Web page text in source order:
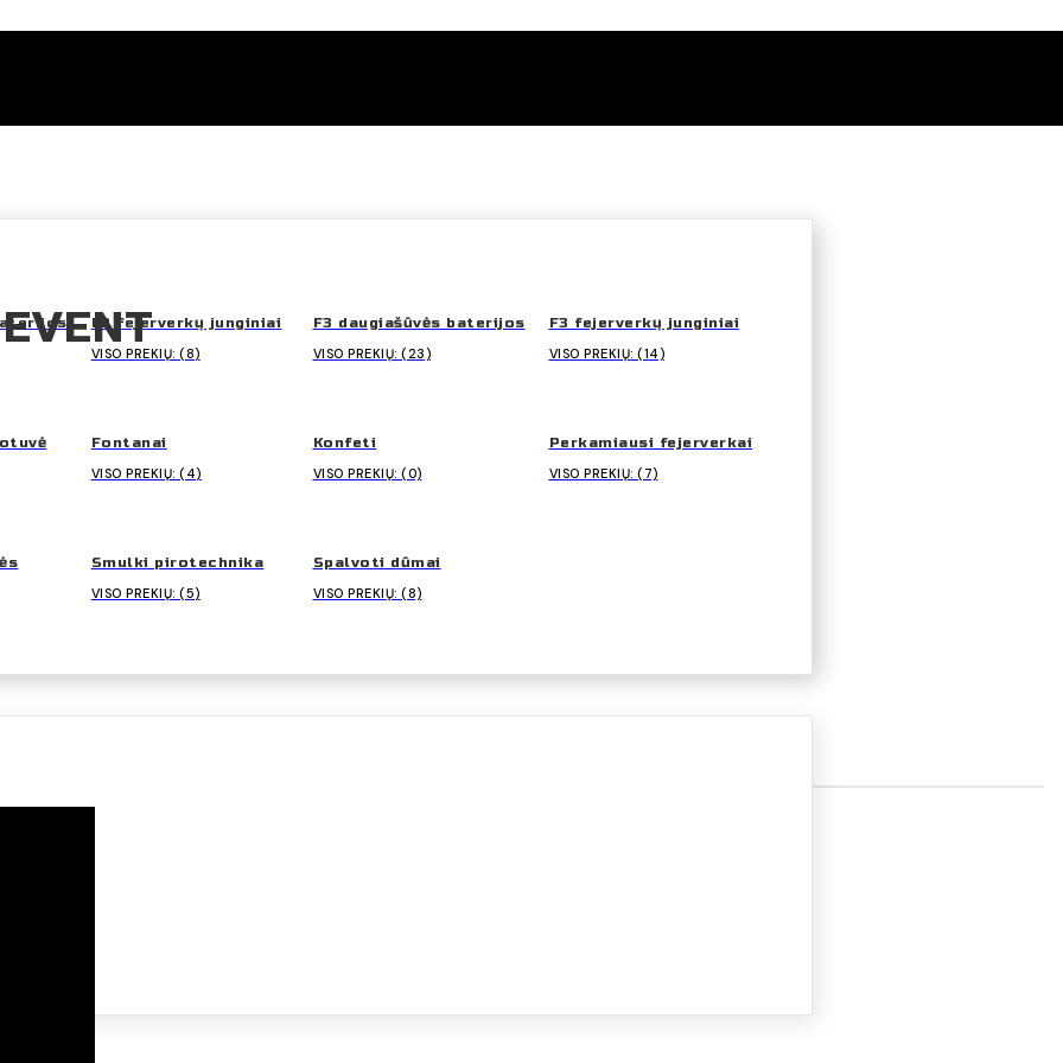
F2 fejerverkų junginiai
VISO PREKIŲ: (8)
F3 daugiašūvės baterijos
VISO PREKIŲ: (23)
F3 fejerverkų junginiai
VISO PREKIŲ: (14)
Fontanai
VISO PREKIŲ: (4)
Konfeti
VISO PREKIŲ: (0)
Perkamiausi fejerverkai
VISO PREKIŲ: (7)
Smulki pirotechnika
VISO PREKIŲ: (5)
Spalvoti dūmai
VISO PREKIŲ: (8)